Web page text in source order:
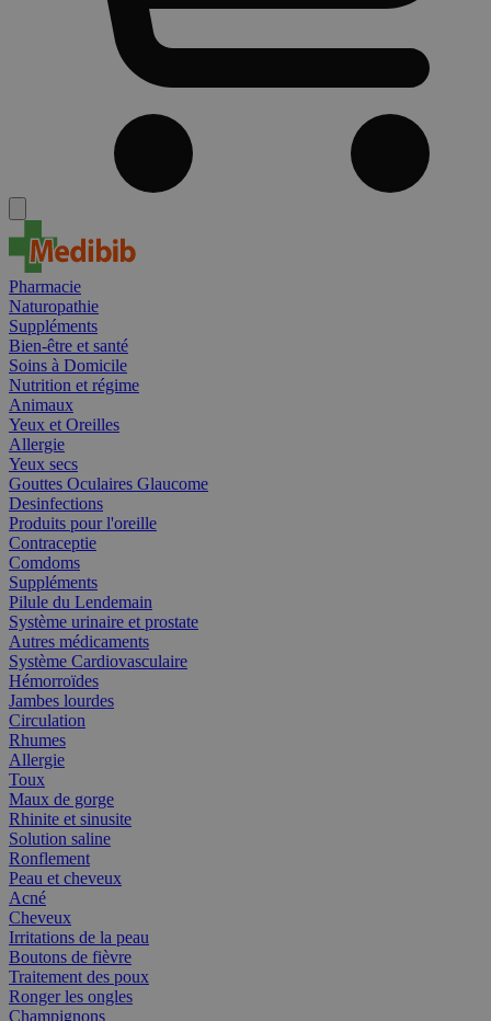
Pharmacie
Naturopathie
Suppléments
Bien-être et santé
Soins à Domicile
Nutrition et régime
Animaux
Yeux et Oreilles
Allergie
Yeux secs
Gouttes Oculaires Glaucome
Desinfections
Produits pour l'oreille
Contraceptie
Comdoms
Suppléments
Pilule du Lendemain
Système urinaire et prostate
Autres médicaments
Système Cardiovasculaire
Hémorroïdes
Jambes lourdes
Circulation
Rhumes
Allergie
Toux
Maux de gorge
Rhinite et sinusite
Solution saline
Ronflement
Peau et cheveux
Acné
Cheveux
Irritations de la peau
Boutons de fièvre
Traitement des poux
Ronger les ongles
Champignons